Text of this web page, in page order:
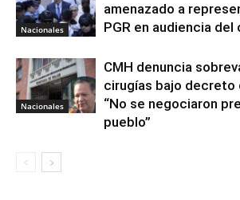
Nacionales
amenazado a
PGR en audiencia del
Nacionales
CMH denuncia
cirugías bajo decreto
“No se negociaron
pueblo”